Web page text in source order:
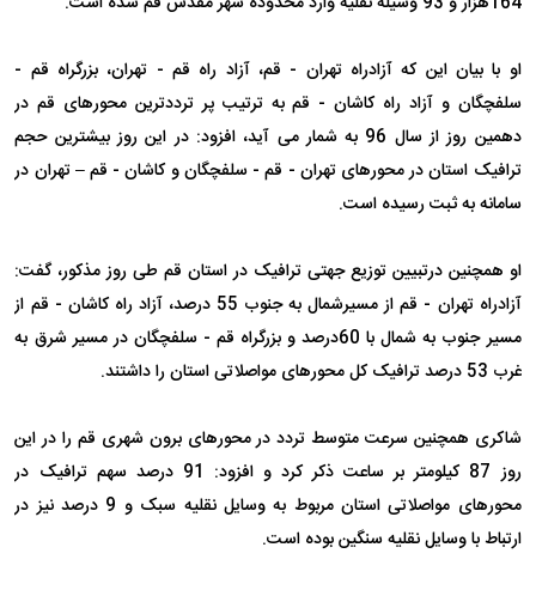
او با بیان این که آزادراه تهران - قم، آزاد راه قم - تهران، بزرگراه قم -
سلفچگان و آزاد راه کاشان - قم به ترتیب پر ترددترین محورهای قم در
دهمین روز از سال 96 به شمار می آید، افزود: در این روز بیشترین حجم
ترافیک استان در محورهای تهران - قم - سلفچگان و کاشان - قم – تهران در
سامانه به ثبت رسیده است.
او همچنین درتبیین توزیع جهتی ترافیک در استان قم طی روز مذکور، گفت:
آزادراه تهران - قم از مسیرشمال به جنوب 55 درصد، آزاد راه کاشان - قم از
مسیر جنوب به شمال با 60درصد و بزرگراه قم - سلفچگان در مسیر شرق به
غرب 53 درصد ترافیک کل محورهای مواصلاتی استان را داشتند.
شاکری همچنین سرعت متوسط تردد در محورهای برون شهری قم را در این
روز 87 کیلومتر بر ساعت ذکر کرد و افزود: 91 درصد سهم ترافیک در
محورهای مواصلاتی استان مربوط به وسایل نقلیه سبک و 9 درصد نیز در
ارتباط با وسایل نقلیه سنگین بوده است.